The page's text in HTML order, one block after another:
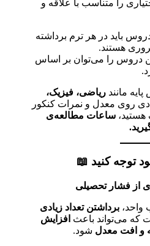
را متناسب با علاقه و
دروس باید در هر ترم برداشته
هستند.
دروس را می‌توان بر اساس
مانند ریاضی، فیزیک،
روی معدل و نمرات کنکور
ساعات مطالعه‌ی
از فشار تحصیلی
واحد، برداشتن تعداد زیادی
که می‌تواند باعث افزایش
و افت معدل شود.